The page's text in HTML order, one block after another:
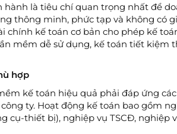
hành là tiêu chí quan trọng nhất để
thông minh, phức tạp và không có
chính kế toán cơ bản cho phép kế
mềm dễ sử dụng, kế toán tiết kiệm
hợp
kế toán hiệu quả phải đáp ứng
ty. Hoạt động kế toán bao gồm
cụ-thiết bị), nghiệp vụ TSCĐ, nghiệp